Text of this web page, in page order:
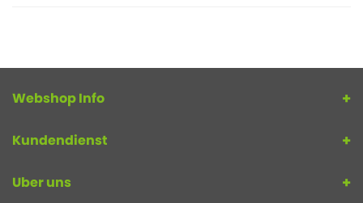
Webshop Info
Kundendienst
Uber uns